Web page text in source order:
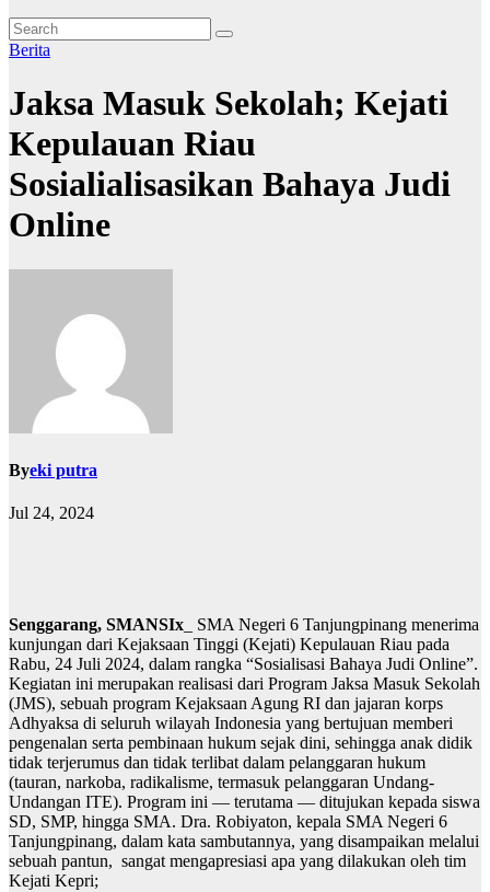
Berita
Jaksa Masuk Sekolah; Kejati
Kepulauan Riau
Sosialialisasikan Bahaya Judi
Online
Byeki putra
Jul 24, 2024
Senggarang, SMANSIx _ SMA Negeri 6 Tanjungpinang menerima
kunjungan dari Kejaksaan Tinggi (Kejati) Kepulauan Riau pada
Rabu, 24 Juli 2024, dalam rangka “Sosialisasi Bahaya Judi Online”.
Kegiatan ini merupakan realisasi dari Program Jaksa Masuk Sekolah
(JMS), sebuah program Kejaksaan Agung RI dan jajaran korps
Adhyaksa di seluruh wilayah Indonesia yang bertujuan memberi
pengenalan serta pembinaan hukum sejak dini, sehingga anak didik
tidak terjerumus dan tidak terlibat dalam pelanggaran hukum
(tauran, narkoba, radikalisme, termasuk pelanggaran Undang-
Undangan ITE). Program ini — terutama — ditujukan kepada siswa
SD, SMP, hingga SMA. Dra. Robiyaton, kepala SMA Negeri 6
Tanjungpinang, dalam kata sambutannya, yang disampaikan melalui
sebuah pantun, sangat mengapresiasi apa yang dilakukan oleh tim
Kejati Kepri;